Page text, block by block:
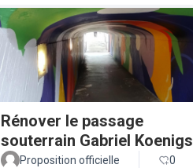
Rénover le passage
souterrain Gabriel Koenigs
Proposition officielle 0